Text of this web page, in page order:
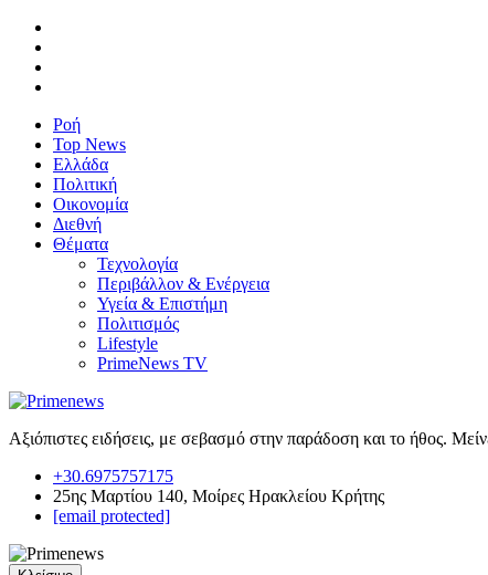
Ροή
Top News
Ελλάδα
Πολιτική
Οικονομία
Διεθνή
Θέματα
Τεχνολογία
Περιβάλλον & Ενέργεια
Υγεία & Επιστήμη
Πολιτισμός
Lifestyle
PrimeNews TV
Αξιόπιστες ειδήσεις, με σεβασμό στην παράδοση και το ήθος.
+30.6975757175
25ης Μαρτίου 140, Μοίρες Ηρακλείου Κρήτης
[email protected]